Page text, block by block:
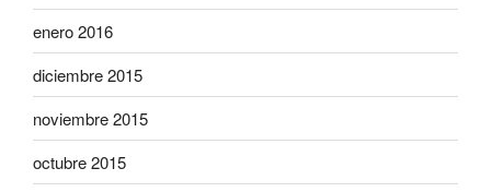
enero 2016
diciembre 2015
noviembre 2015
octubre 2015